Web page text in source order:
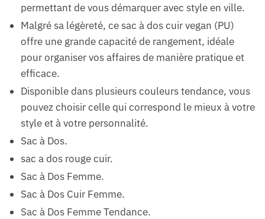
permettant de vous démarquer avec style en ville.
Malgré sa légèreté, ce sac à dos cuir vegan (PU)
offre une grande capacité de rangement, idéale
pour organiser vos affaires de manière pratique et
efficace.
Disponible dans plusieurs couleurs tendance, vous
pouvez choisir celle qui correspond le mieux à votre
style et à votre personnalité.
Sac à Dos.
sac a dos rouge cuir.
Sac à Dos Femme.
Sac à Dos Cuir Femme.
Sac à Dos Femme Tendance.